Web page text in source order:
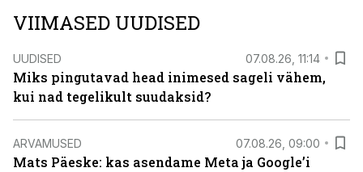
VIIMASED UUDISED
UUDISED 07.08.26, 11:14
Miks pingutavad head inimesed sageli vähem,
kui nad tegelikult suudaksid?
ARVAMUSED 07.08.26, 09:00
Mats Päeske: kas asendame Meta ja Google’i